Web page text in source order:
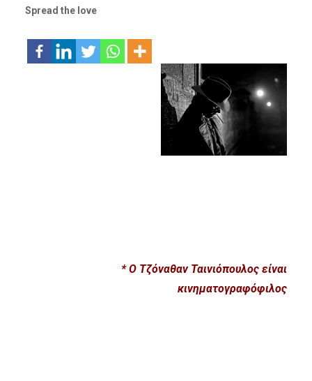
Spread the love
* Ο Τζόναθαν Ταινιόπουλος είναι
κινηματογραφόφιλος